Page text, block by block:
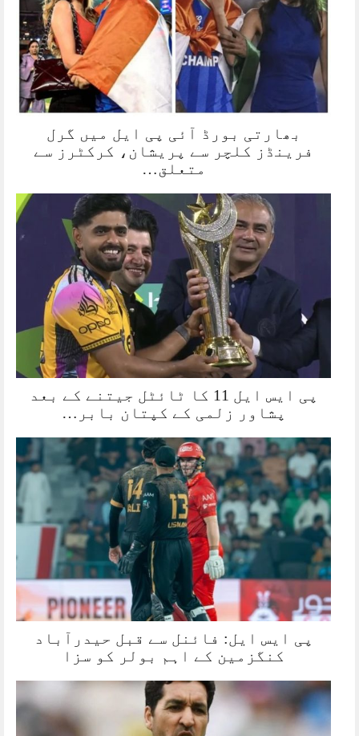
بھارتی بورڈ آئی پی ایل میں گرل
فرینڈز کلچر سے پریشان، کرکٹرز سے
متعلق…
پی ایس ایل 11 کا ٹائٹل جیتنے کے بعد
پشاور زلمی کے کپتان بابر…
پی ایس ایل: فائنل سے قبل حیدرآباد
کنگزمین کے اہم بولر کو سزا